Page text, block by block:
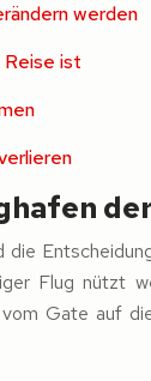
werden
Reise ist
Flug nützt
Gate auf